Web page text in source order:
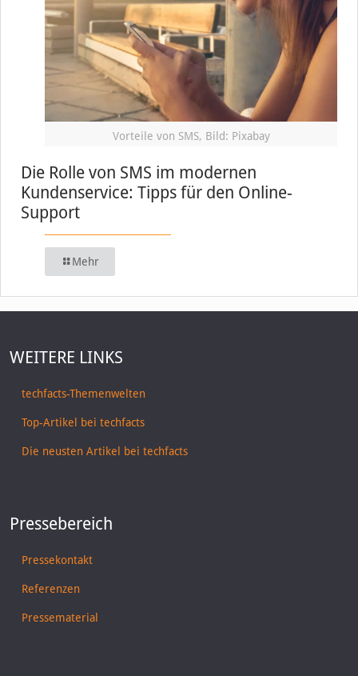
Vorteile von SMS, Bild: Pixabay
Die Rolle von SMS im modernen
Kundenservice: Tipps für den Online-
Support
Mehr
WEITERE LINKS
techfacts-Themenwelten
Top-Artikel bei techfacts
Die neusten Artikel bei techfacts
Pressebereich
Pressekontakt
Referenzen
Pressematerial